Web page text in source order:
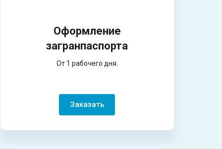
Оформление
загранпаспорта
От 1 рабочего дня.
Заказать